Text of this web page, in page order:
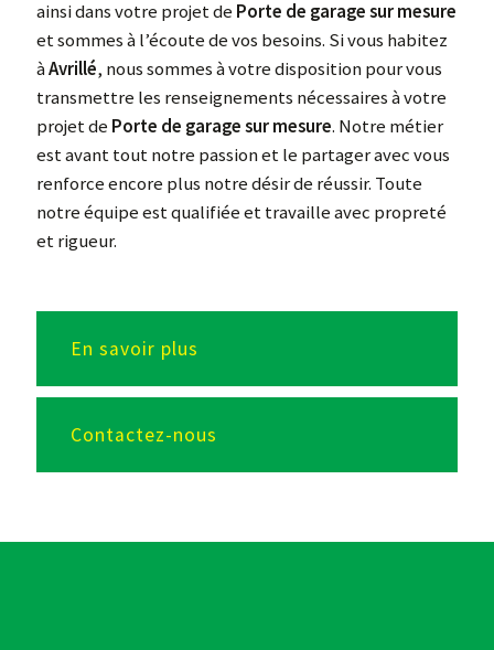
ainsi dans votre projet de Porte de garage sur mesure
et sommes à l’écoute de vos besoins. Si vous habitez
àAvrillé, nous sommes à votre disposition pour vous
transmettre les renseignements nécessaires à votre
projet de Porte de garage sur mesure. Notre métier
est avant tout notre passion et le partager avec vous
renforce encore plus notre désir de réussir. Toute
notre équipe est qualifiée et travaille avec propreté
et rigueur.
En savoir plus
Contactez-nous